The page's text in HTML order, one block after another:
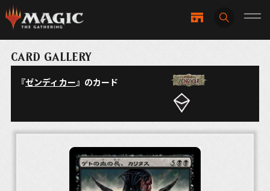
CARD GALLERY
『ゼンディカー』のカード